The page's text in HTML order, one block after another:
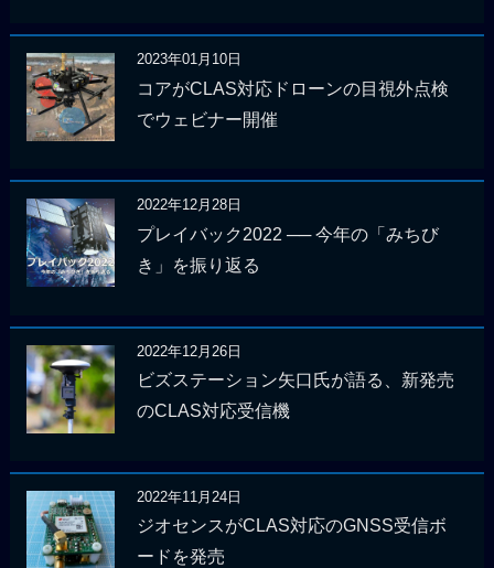
2023年01月10日
コアがCLAS対応ドローンの目視外点検
でウェビナー開催
2022年12月28日
プレイバック2022 ── 今年の「みちび
き」を振り返る
2022年12月26日
ビズステーション矢口氏が語る、新発売
のCLAS対応受信機
2022年11月24日
ジオセンスがCLAS対応のGNSS受信ボ
ードを発売